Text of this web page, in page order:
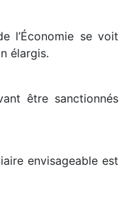
l’Économie se voit
élargis.
être sanctionnés
envisageable est